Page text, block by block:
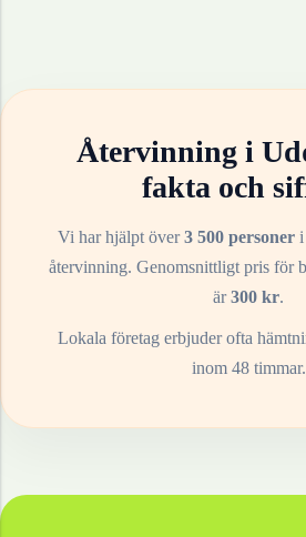
Återvinning i
fakta och
Vi har hjälpt över3 500 personeri
återvinning. Genomsnittligt pris för
är300 kr.
Lokala företag erbjuder ofta
inom 48 timmar.